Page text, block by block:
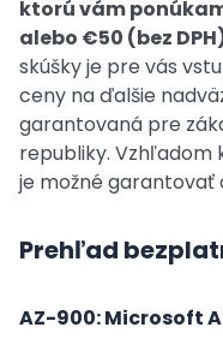
ktorú vám
alebo €50 (bez
skúšky je pre vás
ceny na ďalšie
garantovaná pre
republiky. Vzhľadom
je možné garantovať
Prehľad
AZ-900: Microsoft